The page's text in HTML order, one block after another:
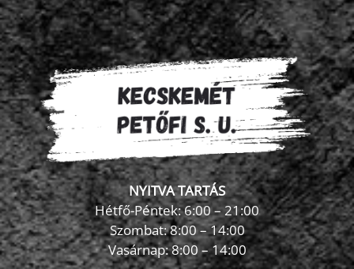
NYITVA TARTÁS
Hétfő-Péntek: 6:00 – 21:00
Szombat: 8:00 – 14:00
Vasárnap: 8:00 – 14:00